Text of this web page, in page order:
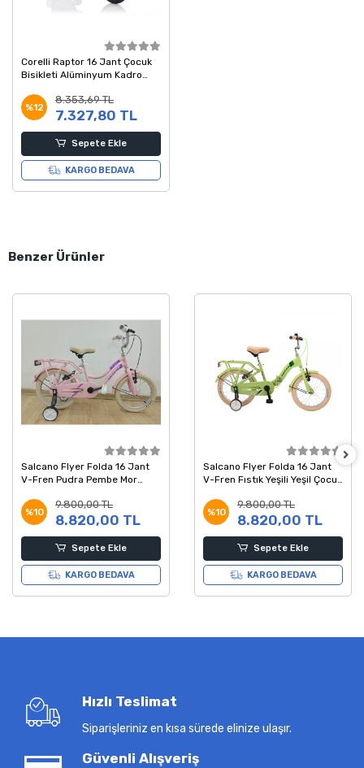
Corelli Raptor 16 Jant Çocuk
Bisikleti Alüminyum Kadro
%12
8.353,69 TL
7.327,80 TL
Sepete Ekle
KARGO BEDAVA
Benzer Ürünler
Salcano Flyer Folda 16 Jant
V-Fren Pudra Pembe Mor
%10
9.800,00 TL
8.820,00 TL
Sepete Ekle
KARGO BEDAVA
Salcano Flyer Folda 16 Jant
V-Fren Fıstık Yeşili Yeşil Çocuk
%10
9.800,00 TL
8.820,00 TL
Sepete Ekle
KARGO BEDAVA
Hızlı Teslimat
Siparişleriniz en kısa sürede elinize ulaşır.
Güvenli Alışveriş